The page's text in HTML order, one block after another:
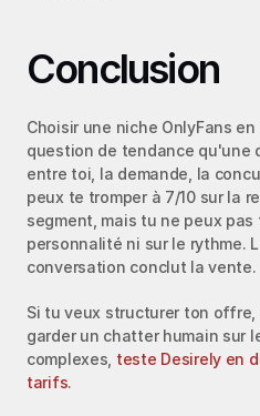
Conclusion
Choisir une niche OnlyFans
question de tendance qu'une
entre toi, la demande, la
peux te tromper à 7/10 sur la
segment, mais tu ne peux pas
personnalité ni sur le rythme.
conversation conclut la vente.
Si tu veux structurer ton
garder un chatter humain sur
complexes, teste Desirely en
tarifs.